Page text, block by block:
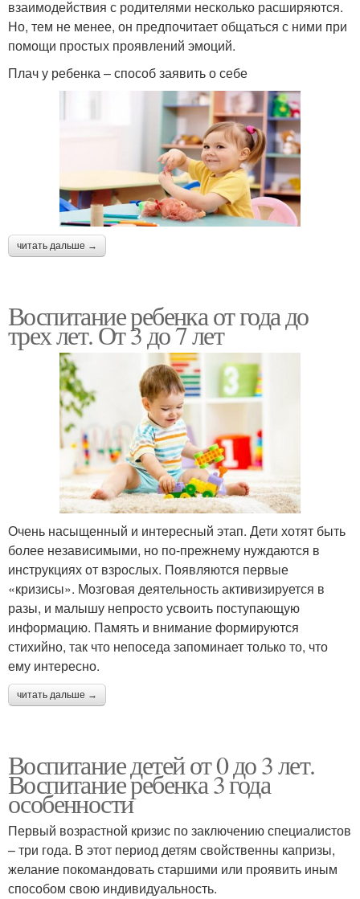
взаимодействия с родителями несколько расширяются.
Но, тем не менее, он предпочитает общаться с ними при
помощи простых проявлений эмоций.
Плач у ребенка – способ заявить о себе
читать дальше →
Воспитание ребенка от года до
трех лет. От 3 до 7 лет
Очень насыщенный и интересный этап. Дети хотят быть
более независимыми, но по-прежнему нуждаются в
инструкциях от взрослых. Появляются первые
«кризисы». Мозговая деятельность активизируется в
разы, и малышу непросто усвоить поступающую
информацию. Память и внимание формируются
стихийно, так что непоседа запоминает только то, что
ему интересно.
читать дальше →
Воспитание детей от 0 до 3 лет.
Воспитание ребенка 3 года
особенности
Первый возрастной кризис по заключению специалистов
– три года. В этот период детям свойственны капризы,
желание покомандовать старшими или проявить иным
способом свою индивидуальность.